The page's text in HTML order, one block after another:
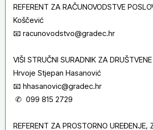
REFERENT ZA RAČUNOVODSTVE
Koščević
📧 racunovodstvo@gradec.hr
VIŠI STRUČNI SURADNIK ZA
Hrvoje Stjepan Hasanović
📧 hhasanovic@gradec.hr
✆ 099 815 2729
REFERENT ZA PROSTORNO UREĐENJE,